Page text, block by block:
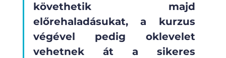
követhetik majd
előrehaladásukat, a kurzus
végével pedig oklevelet
vehetnek át a sikeres